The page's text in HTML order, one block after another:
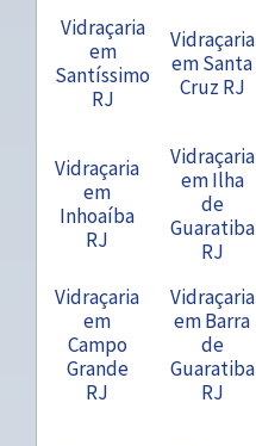
Vidraçaria
em
Santíssimo
RJ
Vidraçaria
em Santa
Cruz RJ
Vidraçaria
em
Inhoaíba
RJ
Vidraçaria
em Ilha
de
Guaratiba
RJ
Vidraçaria
em
Campo
Grande
RJ
Vidraçaria
em Barra
de
Guaratiba
RJ